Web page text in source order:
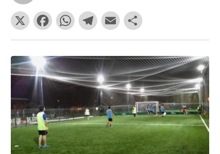
X
F
a
c
e
b
o
o
k
W
h
at
s
A
p
T
el
e
gr
a
m
E
m
ai
l
o
m
p
ar
tir